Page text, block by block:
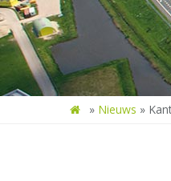
» Nieuws »